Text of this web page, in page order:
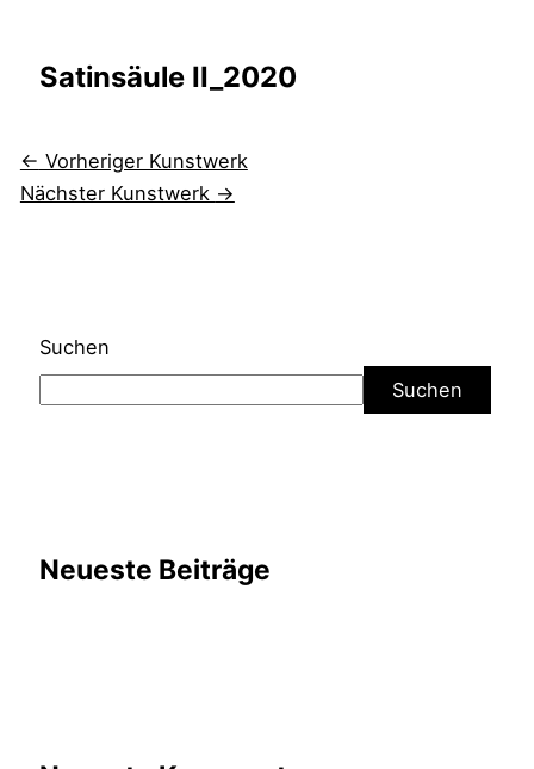
Satinsäule II_2020
← Vorheriger Kunstwerk
Nächster Kunstwerk →
Suchen
Suchen
Neueste Beiträge